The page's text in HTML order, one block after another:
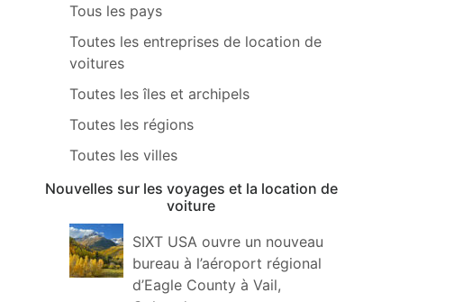
Tous les pays
Toutes les entreprises de location de
voitures
Toutes les îles et archipels
Toutes les régions
Toutes les villes
Nouvelles sur les voyages et la location de
voiture
SIXT USA ouvre un nouveau
bureau à l’aéroport régional
d’Eagle County à Vail,